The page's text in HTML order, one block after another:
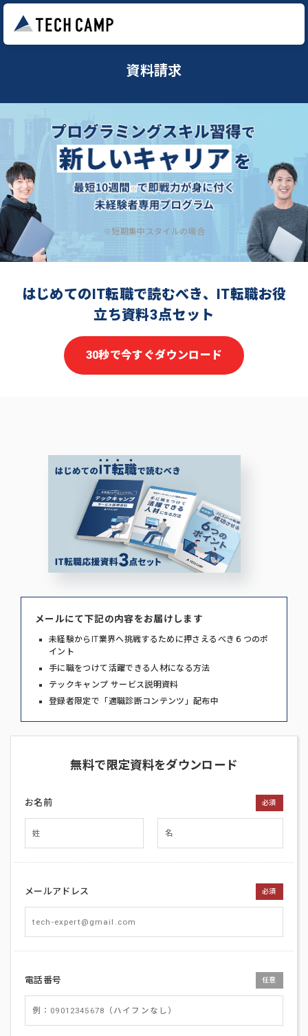
資料請求
※短期集中スタイルの場合
はじめてのIT転職で読むべき、IT転職お役
立ち資料3点セット
30秒で今すぐダウンロード
メールにて下記の内容をお届けします
未経験からIT業界へ挑戦するために押さえるべき６つのポ
イント
手に職をつけて活躍できる人材になる方法
テックキャンプ サービス説明資料
登録者限定で「適職診断コンテンツ」配布中
無料で限定資料をダウンロード
お名前 必須
メールアドレス 必須
電話番号 任意